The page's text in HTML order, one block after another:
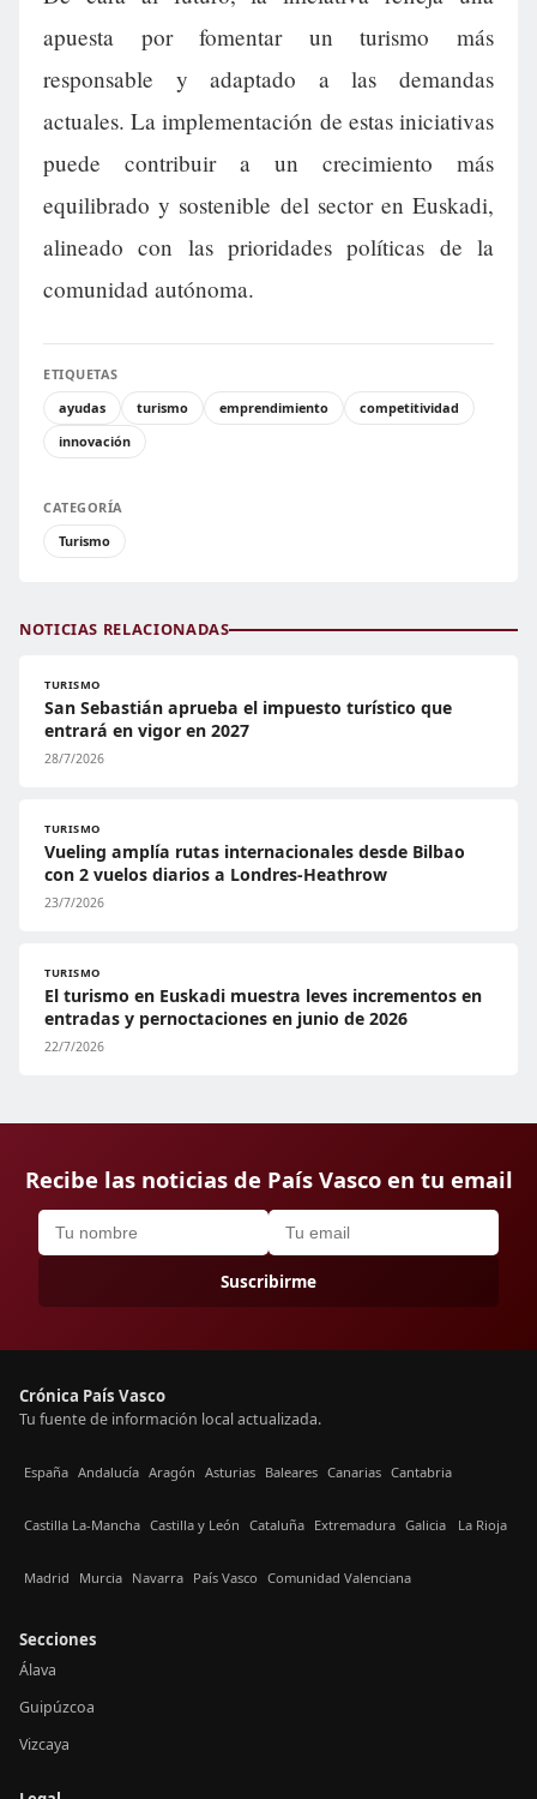
apuesta por fomentar un turismo más
responsable y adaptado a las demandas
actuales. La implementación de estas iniciativas
puede contribuir a un crecimiento más
equilibrado y sostenible del sector en Euskadi,
alineado con las prioridades políticas de la
comunidad autónoma.
ETIQUETAS
ayudas
turismo emprendimiento
competitividad
innovación
CATEGORÍA
Turismo
NOTICIAS RELACIONADAS
TURISMO
San Sebastián aprueba el impuesto turístico que
entrará en vigor en 2027
28/7/2026
TURISMO
Vueling amplía rutas internacionales desde Bilbao
con 2 vuelos diarios a Londres-Heathrow
23/7/2026
TURISMO
El turismo en Euskadi muestra leves incrementos en
entradas y pernoctaciones en junio de 2026
22/7/2026
Recibe las noticias de País Vasco en tu email
Suscribirme
Crónica País Vasco
Tu fuente de información local actualizada.
España Andalucía Aragón Asturias Baleares Canarias Cantabria
Castilla La-Mancha Castilla y León Cataluña Extremadura Galicia La Rioja
Madrid Murcia Navarra País Vasco Comunidad Valenciana
Secciones
Álava
Guipúzcoa
Vizcaya